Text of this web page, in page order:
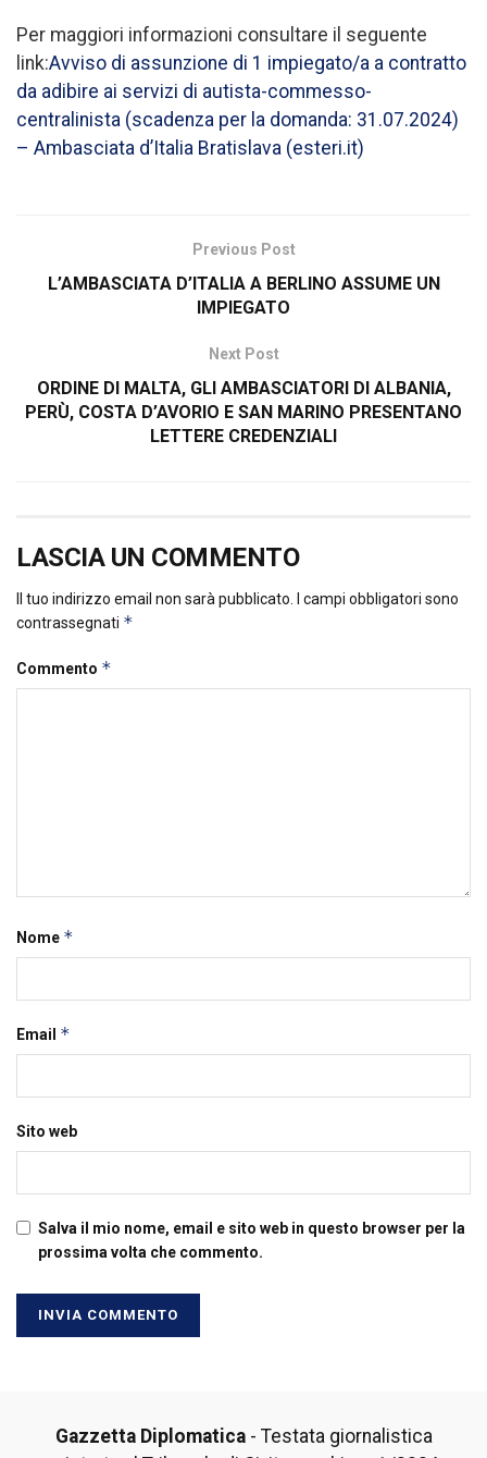
Per maggiori informazioni consultare il seguente
link:Avviso di assunzione di 1 impiegato/a a contratto
da adibire ai servizi di autista-commesso-
centralinista (scadenza per la domanda: 31.07.2024)
– Ambasciata d’Italia Bratislava (esteri.it)
Previous Post
L’AMBASCIATA D’ITALIA A BERLINO ASSUME UN
IMPIEGATO
Next Post
ORDINE DI MALTA, GLI AMBASCIATORI DI ALBANIA,
PERÙ, COSTA D’AVORIO E SAN MARINO PRESENTANO
LETTERE CREDENZIALI
LASCIA UN COMMENTO
Il tuo indirizzo email non sarà pubblicato. I campi obbligatori sono
contrassegnati *
Commento *
Nome *
Email *
Sito web
Salva il mio nome, email e sito web in questo browser per la
prossima volta che commento.
Gazzetta Diplomatica- Testata giornalistica